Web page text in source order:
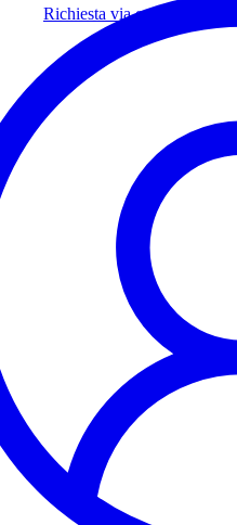
Richiesta via email